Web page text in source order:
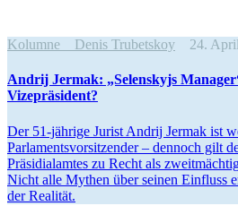
Kolumne Denis Trubetskoy 24.
Andrij Jermak: „Selen­skyjs
Vizepräsident?
Der 51-jährige Jurist Andrij Jermak ist
Par­la­ments­vor­sit­zen­der – dennoch gilt
Prä­si­di­al­am­tes zu Recht als
Nicht alle Mythen über seinen Ein­fluss
der Realität.